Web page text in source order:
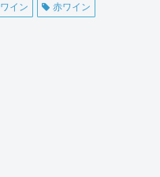
ワイン 赤ワイン